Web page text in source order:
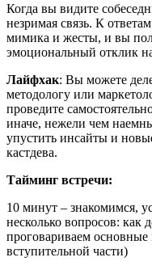
Когда вы видите
незримая связь. К
мимика и жесты, и вы
эмоциональный отклик
Лайфхак: Вы можете
методологу или
проведите
иначе, нежели чем
упустить инсайты и
кастдева.
Тайминг встречи:
10 минут – знакомимся,
несколько вопросов: как
проговариваем
вступительной части)